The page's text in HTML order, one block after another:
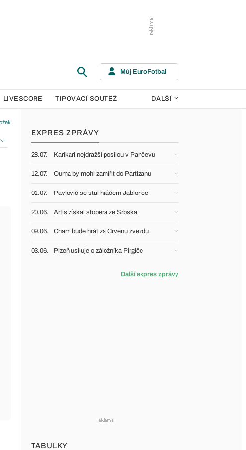
Můj EuroFotbal
LIVESCORE TIPOVACÍ SOUTĚŽ DALŠÍ
EXPRES ZPRÁVY
28.07. Karikari nejdražší posilou v Pančevu
12.07. Ouma by mohl zamířit do Partizanu
01.07. Pavlovič se stal hráčem Jablonce
20.06. Artis získal stopera ze Srbska
09.06. Cham bude hrát za Crvenu zvezdu
03.06. Plzeň usiluje o záložníka Pirgiče
Další expres zprávy
TABULKY